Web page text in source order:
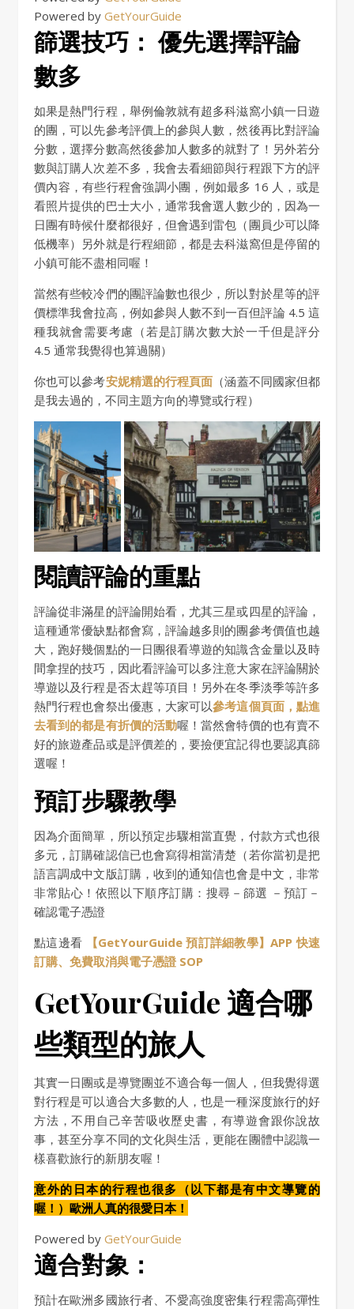
Powered by GetYourGuide
篩選技巧： 優先選擇評論
數多
如果是熱門行程，舉例倫敦就有超多科滋窩小鎮一日遊
的團，可以先參考評價上的參與人數，然後再比對評論
分數，選擇分數高然後參加人數多的就對了！另外若分
數與訂購人次差不多，我會去看細節與行程跟下方的評
價內容，有些行程會強調小團，例如最多 16 人，或是
看照片提供的巴士大小，通常我會選人數少的，因為一
日團有時候什麼都很好，但會遇到雷包（團員少可以降
低機率）另外就是行程細節，都是去科滋窩但是停留的
小鎮可能不盡相同喔！
當然有些較冷們的團評論數也很少，所以對於星等的評
價標準我會拉高，例如參與人數不到一百但評論 4.5 這
種我就會需要考慮（若是訂購次數大於一千但是評分
4.5 通常我覺得也算過關）
你也可以參考安妮精選的行程頁面 （涵蓋不同國家但都
是我去過的，不同主題方向的導覽或行程）
閱讀評論的重點
評論從非滿星的評論開始看，尤其三星或四星的評論，
這種通常優缺點都會寫，評論越多則的團參考價值也越
大，跑好幾個點的一日團很看導遊的知識含金量以及時
間拿捏的技巧，因此看評論可以多注意大家在評論關於
導遊以及行程是否太趕等項目！另外在冬季淡季等許多
熱門行程也會祭出優惠，大家可以參考這個頁面，點進
去看到的都是有折價的活動喔！當然會特價的也有賣不
好的旅遊產品或是評價差的，要撿便宜記得也要認真篩
選喔！
預訂步驟教學
因為介面簡單，所以預定步驟相當直覺，付款方式也很
多元，訂購確認信已也會寫得相當清楚（若你當初是把
語言調成中文版訂購，收到的通知信也會是中文，非常
非常貼心！依照以下順序訂購：搜尋－篩選 －預訂－
確認電子憑證
點這邊看
【GetYourGuide 預訂詳細教學】APP 快速
訂購、免費取消與電子憑證 SOP
GetYourGuide 適合哪
些類型的旅人
其實一日團或是導覽團並不適合每一個人，但我覺得選
對行程是可以適合大多數的人，也是一種深度旅行的好
方法，不用自己辛苦吸收歷史書，有導遊會跟你說故
事，甚至分享不同的文化與生活，更能在團體中認識一
樣喜歡旅行的新朋友喔！
意外的日本的行程也很多（以下都是有中文導覽的
喔！）歐洲人真的很愛日本！
Powered by GetYourGuide
適合對象：
預計在歐洲多國旅行者、不愛高強度密集行程需高彈性